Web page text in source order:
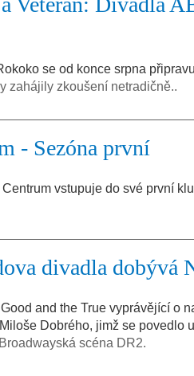
se od konce srpna
zahájily zkoušení netradičně..
- Sezóna první
vstupuje do své první
divadla dobývá
and the True vyprávějící o
Dobrého, jimž se povedlo
scéna DR2.